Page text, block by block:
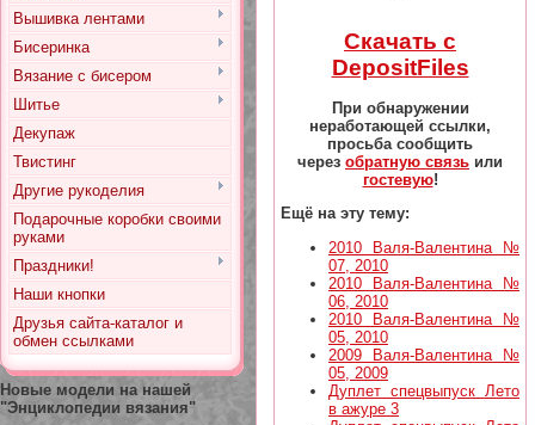
Вышивка лентами
Бисеринка
Вязание с бисером
Шитье
Декупаж
Твистинг
Другие рукоделия
Подарочные коробки своими
руками
Праздники!
Наши кнопки
Друзья сайта-каталог и
обмен ссылками
Новые модели на нашей
"Энциклопедии вязания"
Скачать с
DepositFiles
При обнаружении
неработающей ссылки,
просьба сообщить
через обратную связь или
гостевую!
Ещё на эту тему:
2010 Валя-Валентина №
07, 2010
2010 Валя-Валентина №
06, 2010
2010 Валя-Валентина №
05, 2010
2009 Валя-Валентина №
05, 2009
Дуплет спецвыпуск Лето
в ажуре 3